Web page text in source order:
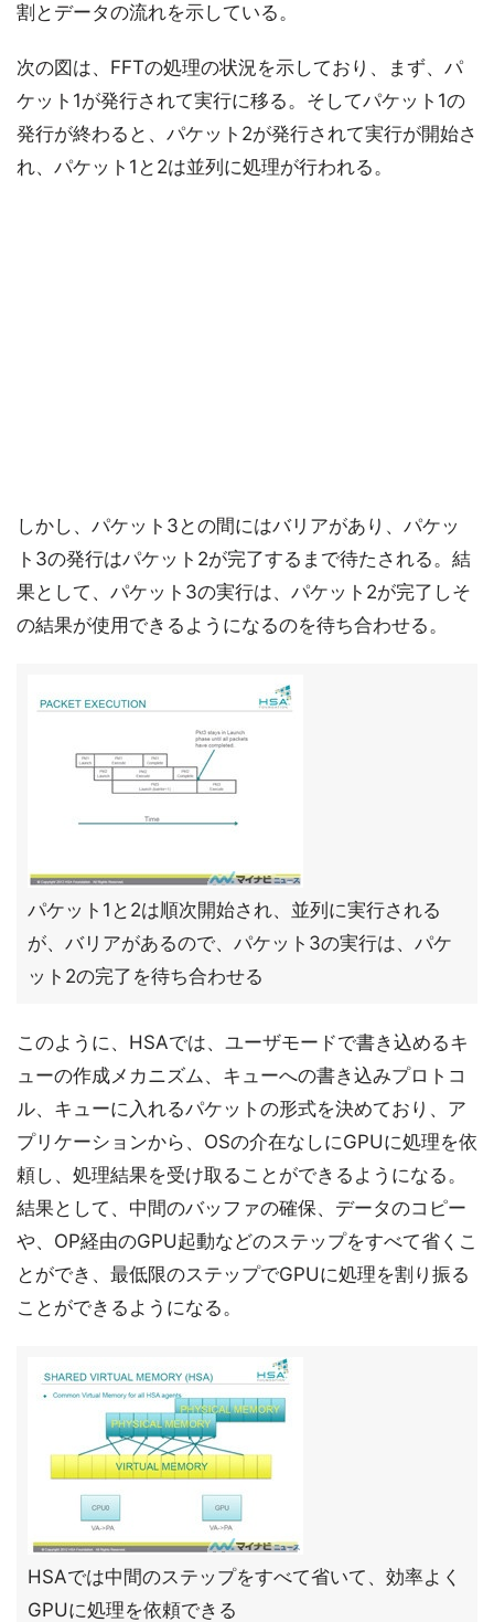
割とデータの流れを示している。
次の図は、FFTの処理の状況を示しており、まず、パ
ケット1が発行されて実行に移る。そしてパケット1の
発行が終わると、パケット2が発行されて実行が開始さ
れ、パケット1と2は並列に処理が行われる。
しかし、パケット3との間にはバリアがあり、パケッ
ト3の発行はパケット2が完了するまで待たされる。結
果として、パケット3の実行は、パケット2が完了しそ
の結果が使用できるようになるのを待ち合わせる。
パケット1と2は順次開始され、並列に実行される
が、バリアがあるので、パケット3の実行は、パケ
ット2の完了を待ち合わせる
このように、HSAでは、ユーザモードで書き込めるキ
ューの作成メカニズム、キューへの書き込みプロトコ
ル、キューに入れるパケットの形式を決めており、ア
プリケーションから、OSの介在なしにGPUに処理を依
頼し、処理結果を受け取ることができるようになる。
結果として、中間のバッファの確保、データのコピー
や、OP経由のGPU起動などのステップをすべて省くこ
とができ、最低限のステップでGPUに処理を割り振る
ことができるようになる。
HSAでは中間のステップをすべて省いて、効率よく
GPUに処理を依頼できる